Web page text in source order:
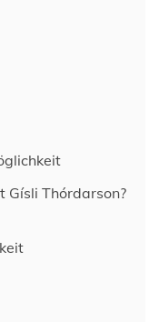
Gísli Thórdarson?